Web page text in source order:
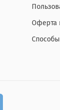
Оферта